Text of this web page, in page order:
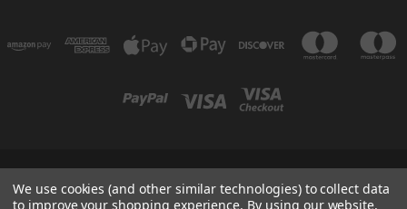
SMEDEVEJ 31, 6710 ESBJERG V DENMARK
+4551942844
We use cookies (and other similar technologies) to collect data
to improve your shopping experience. By using our website,